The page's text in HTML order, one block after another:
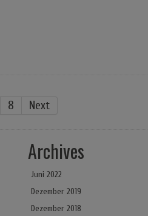
8 Next
Archives
Juni 2022
Dezember 2019
Dezember 2018